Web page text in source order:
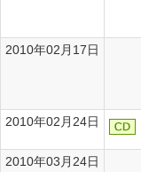
2010年02月17日
グル
2010年02月24日
2010年03月24日